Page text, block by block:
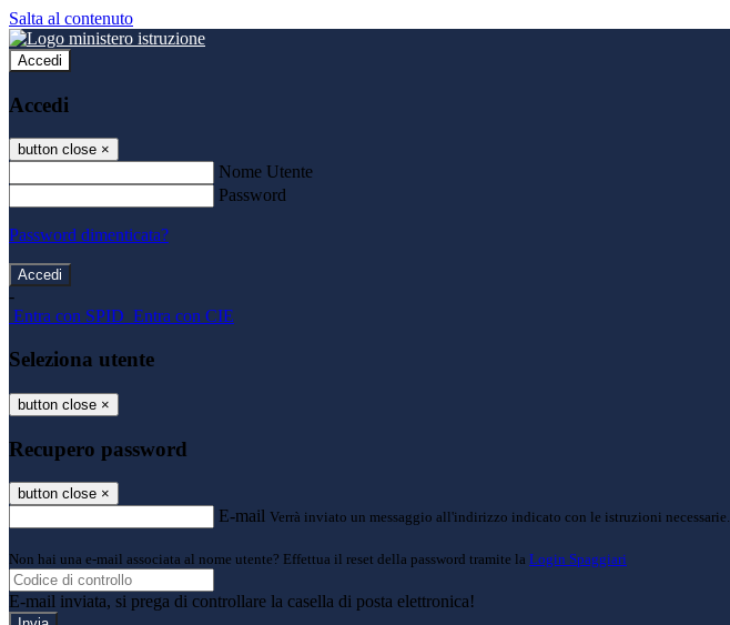
Salta al contenuto
Accedi
Accedi
button close ×
Nome Utente
Password
Password dimenticata?
-
Entra con SPID Entra con CIE
Seleziona utente
button close ×
Recupero password
button close ×
E-mail Verrà inviato un messaggio all'indirizzo indicato con le istruzioni necessarie.
Non hai una e-mail associata al nome utente? Effettua il reset della password tramite la Login Spaggiari
E-mail inviata, si prega di controllare la casella di posta elettronica!